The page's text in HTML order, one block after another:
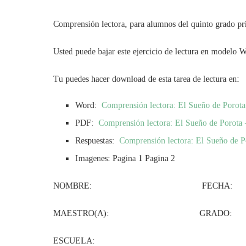
Comprensión lectora, para alumnos del quinto grado
Usted puede bajar este ejercicio de lectura en modelo
Tu puedes hacer download de esta tarea de lectura en:
Word: Comprensión lectora: El Sueño de
PDF: Comprensión lectora: El Sueño de
Respuestas: Comprensión lectora: El Sueño de
Imagenes: Pagina 1 Pagina 2
NOMBRE: FECHA:
MAESTRO(A): GRADO:
ESCUELA: